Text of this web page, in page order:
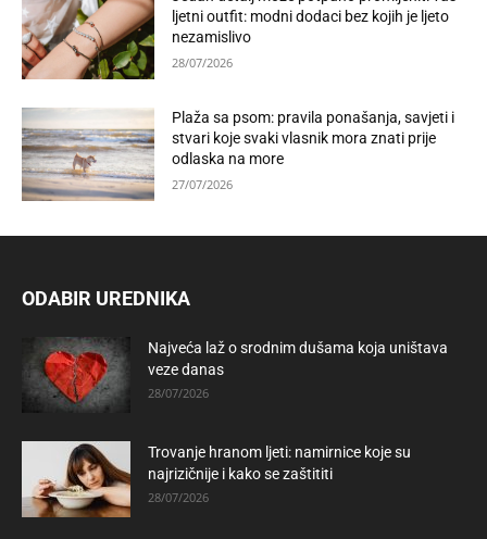
ljetni outfit: modni dodaci bez kojih je ljeto
nezamislivo
28/07/2026
Plaža sa psom: pravila ponašanja, savjeti i
stvari koje svaki vlasnik mora znati prije
odlaska na more
27/07/2026
ODABIR UREDNIKA
Najveća laž o srodnim dušama koja uništava
veze danas
28/07/2026
Trovanje hranom ljeti: namirnice koje su
najrizičnije i kako se zaštititi
28/07/2026